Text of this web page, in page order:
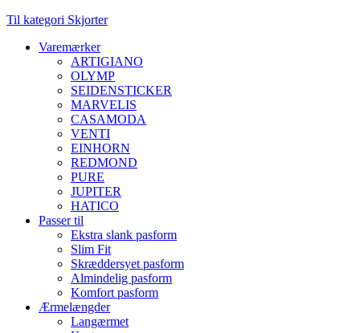
Til kategori Skjorter
Varemærker
ARTIGIANO
OLYMP
SEIDENSTICKER
MARVELIS
CASAMODA
VENTI
EINHORN
REDMOND
PURE
JUPITER
HATICO
Passer til
Ekstra slank pasform
Slim Fit
Skræddersyet pasform
Almindelig pasform
Komfort pasform
Ærmelængder
Langærmet